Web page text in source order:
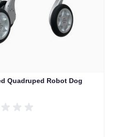
Quadruped Robot Dog